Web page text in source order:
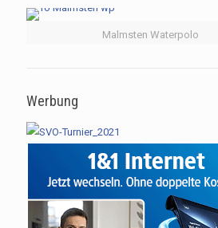
Malmsten Waterpolo
Werbung